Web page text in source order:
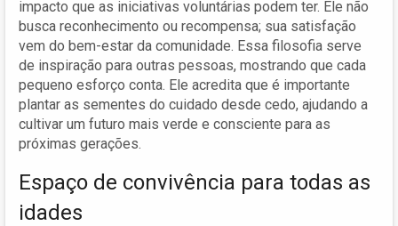
impacto que as iniciativas voluntárias podem ter. Ele não
busca reconhecimento ou recompensa; sua satisfação
vem do bem-estar da comunidade. Essa filosofia serve
de inspiração para outras pessoas, mostrando que cada
pequeno esforço conta. Ele acredita que é importante
plantar as sementes do cuidado desde cedo, ajudando a
cultivar um futuro mais verde e consciente para as
próximas gerações.
Espaço de convivência para todas as
idades